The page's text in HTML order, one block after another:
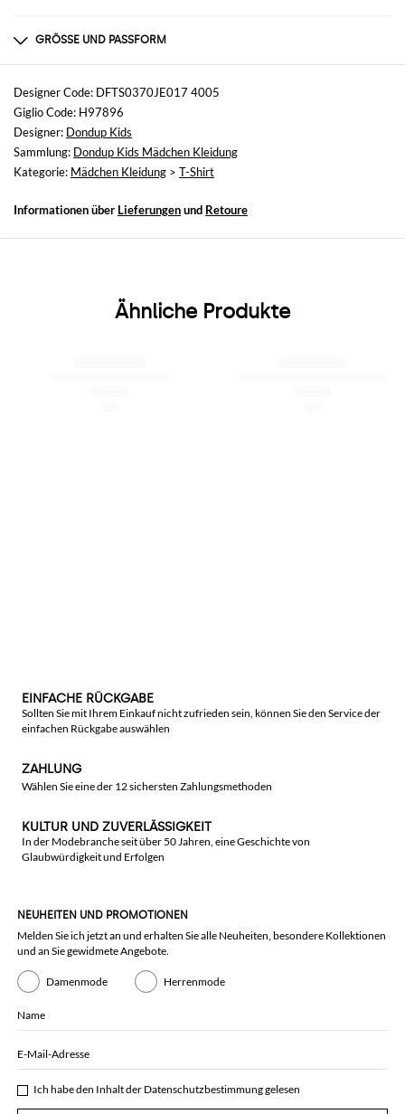
GRÖSSE UND PASSFORM
Größen
nicht verfügbar
Größe und Passform
Cropped-Passform
Designer Code: DFTS0370JE017 4005
Giglio Code: H97896
Designer: Dondup Kids
Sammlung: Dondup Kids Mädchen Kleidung
Kategorie: Mädchen Kleidung > T-Shirt
Informationen über Lieferungenund Retoure
Ähnliche Produkte
EINFACHE RÜCKGABE
Sollten Sie mit Ihrem Einkauf nicht zufrieden sein, können Sie den Service der
einfachen Rückgabe auswählen
ZAHLUNG
Wählen Sie eine der 12 sichersten Zahlungsmethoden
KULTUR UND ZUVERLÄSSIGKEIT
In der Modebranche seit über 50 Jahren, eine Geschichte von
Glaubwürdigkeit und Erfolgen
NEUHEITEN UND PROMOTIONEN
Melden Sie ich jetzt an und erhalten Sie alle Neuheiten, besondere Kollektionen
und an Sie gewidmete Angebote.
Damenmode Herrenmode
Name
E-Mail-Adresse
Ich habe den Inhalt der Datenschutzbestimmunggelesen